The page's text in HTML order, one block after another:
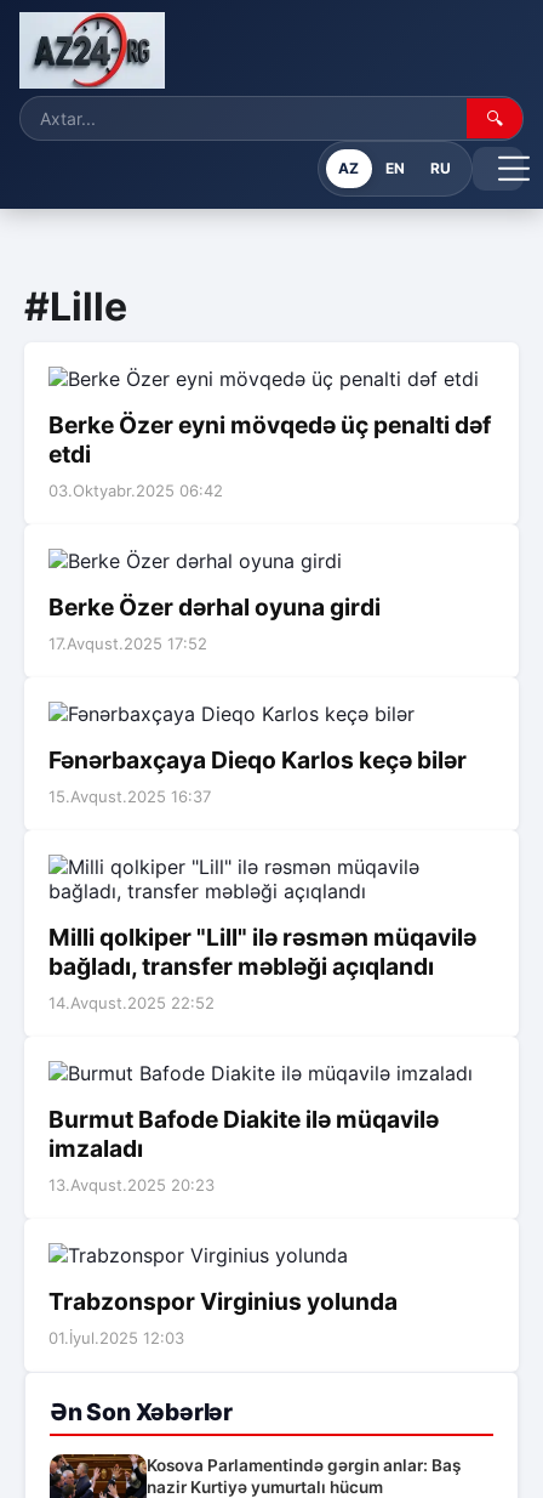
🔍
AZ EN RU
#Lille
Berke Özer eyni mövqedə üç penalti dəf
etdi
03.Oktyabr.2025 06:42
Berke Özer dərhal oyuna girdi
17.Avqust.2025 17:52
Fənərbaxçaya Dieqo Karlos keçə bilər
15.Avqust.2025 16:37
Milli qolkiper "Lill" ilə rəsmən müqavilə
bağladı, transfer məbləği açıqlandı
14.Avqust.2025 22:52
Burmut Bafode Diakite ilə müqavilə
imzaladı
13.Avqust.2025 20:23
Trabzonspor Virginius yolunda
01.İyul.2025 12:03
Ən Son Xəbərlər
Kosova Parlamentində gərgin anlar: Baş
nazir Kurtiyə yumurtalı hücum